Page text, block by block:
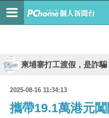
柬埔寨打工渡假，是詐騙
2025-08-16 11:34:13
攜帶19.1萬港元